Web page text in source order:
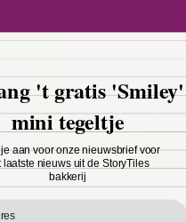
't gratis 'Smiley'
mini tegeltje
aan voor onze nieuwsbrief voor
laatste nieuws uit de StoryTiles
bakkerij